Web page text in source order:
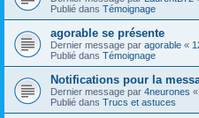
Publié dans Témoignage
agorable se présente
Dernier message par agorable «
Publié dans Témoignage
Notifications pour la
Dernier message par 4neurones «
Publié dans Trucs et astuces